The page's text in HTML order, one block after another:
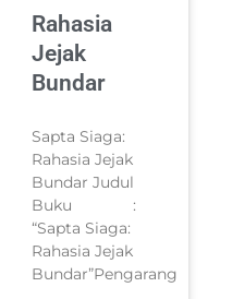
Rahasia
Jejak
Bundar
Sapta Siaga:
Rahasia Jejak
Bundar Judul
Buku :
“Sapta Siaga:
Rahasia Jejak
Bundar”Pengarang